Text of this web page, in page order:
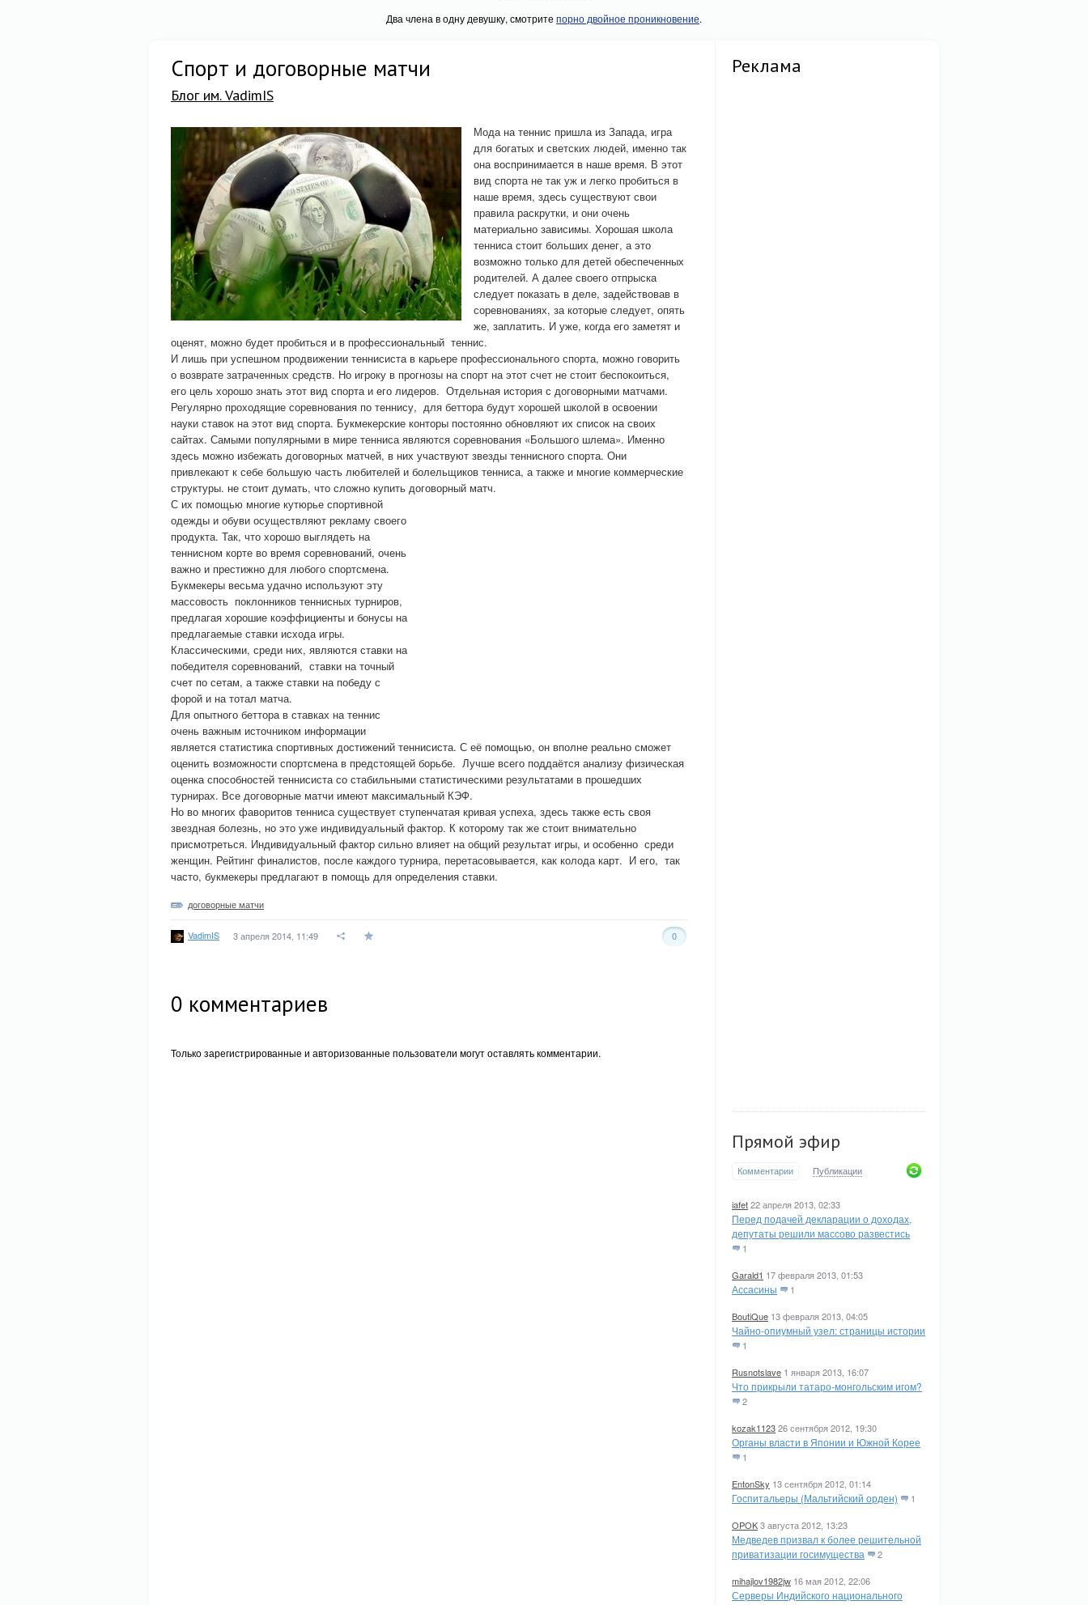
Два члена в одну девушку, смотрите порно двойное проникновение.
Реклама
Прямой эфир
Комментарии Публикации
iafet22 апреля 2013, 02:33
Перед подачей декларации о доходах,
депутаты решили массово развестись
1
Garald1 17 февраля 2013, 01:53
Ассасины 1
BoutiQue 13 февраля 2013, 04:05
Чайно-опиумный узел: страницы истории
1
Rusnotslave 1 января 2013, 16:07
Что прикрыли татаро-монгольским игом?
2
kozak112326 сентября 2012, 19:30
Органы власти в Японии и Южной Корее
1
EntonSky 13 сентября 2012, 01:14
Госпитальеры (Мальтийский орден) 1
OPOK3 августа 2012, 13:23
Медведев призвал к более решительной
приватизации госимущества
2
mihajlov1982jw 16 мая 2012, 22:06
Серверы Индийского национального
Спорт и договорные матчи
Блог им. VadimIS
Мода на теннис пришла из Запада, игра
для богатых и светских людей, именно так
она воспринимается в наше время. В этот
вид спорта не так уж и легко пробиться в
наше время, здесь существуют свои
правила раскрутки, и они очень
материально зависимы. Хорошая школа
тенниса стоит больших денег, а это
возможно только для детей обеспеченных
родителей. А далее своего отпрыска
следует показать в деле, задействовав в
соревнованиях, за которые следует, опять
же, заплатить. И уже, когда его заметят и
оценят, можно будет пробиться и в профессиональный теннис.
И лишь при успешном продвижении теннисиста в карьере профессионального спорта, можно говорить
о возврате затраченных средств. Но игроку в прогнозы на спорт на этот счет не стоит беспокоиться,
его цель хорошо знать этот вид спорта и его лидеров. Отдельная история с договорными матчами.
Регулярно проходящие соревнования по теннису, для беттора будут хорошей школой в освоении
науки ставок на этот вид спорта. Букмекерские конторы постоянно обновляют их список на своих
сайтах. Самыми популярными в мире тенниса являются соревнования «Большого шлема». Именно
здесь можно избежать договорных матчей, в них участвуют звезды теннисного спорта. Они
привлекают к себе большую часть любителей и болельщиков тенниса, а также и многие коммерческие
структуры. не стоит думать, что сложно купить договорный матч.
С их помощью многие кутюрье спортивной
одежды и обуви осуществляют рекламу своего
продукта. Так, что хорошо выглядеть на
теннисном корте во время соревнований, очень
важно и престижно для любого спортсмена.
Букмекеры весьма удачно используют эту
массовость поклонников теннисных турниров,
предлагая хорошие коэффициенты и бонусы на
предлагаемые ставки исхода игры.
Классическими, среди них, являются ставки на
победителя соревнований, ставки на точный
счет по сетам, а также ставки на победу с
форой и на тотал матча.
Для опытного беттора в ставках на теннис
очень важным источником информации
является статистика спортивных достижений теннисиста. С её помощью, он вполне реально сможет
оценить возможности спортсмена в предстоящей борьбе. Лучше всего поддаётся анализу физическая
оценка способностей теннисиста со стабильными статистическими результатами в прошедших
турнирах. Все договорные матчи имеют максимальный КЭФ.
Но во многих фаворитов тенниса существует ступенчатая кривая успеха, здесь также есть своя
звездная болезнь, но это уже индивидуальный фактор. К которому так же стоит внимательно
присмотреться. Индивидуальный фактор сильно влияет на общий результат игры, и особенно среди
женщин. Рейтинг финалистов, после каждого турнира, перетасовывается, как колода карт. И его, так
часто, букмекеры предлагают в помощь для определения ставки.
договорные матчи
VadimIS 3 апреля 2014, 11:49 0
0 комментариев
Только зарегистрированные и авторизованные пользователи могут оставлять комментарии.